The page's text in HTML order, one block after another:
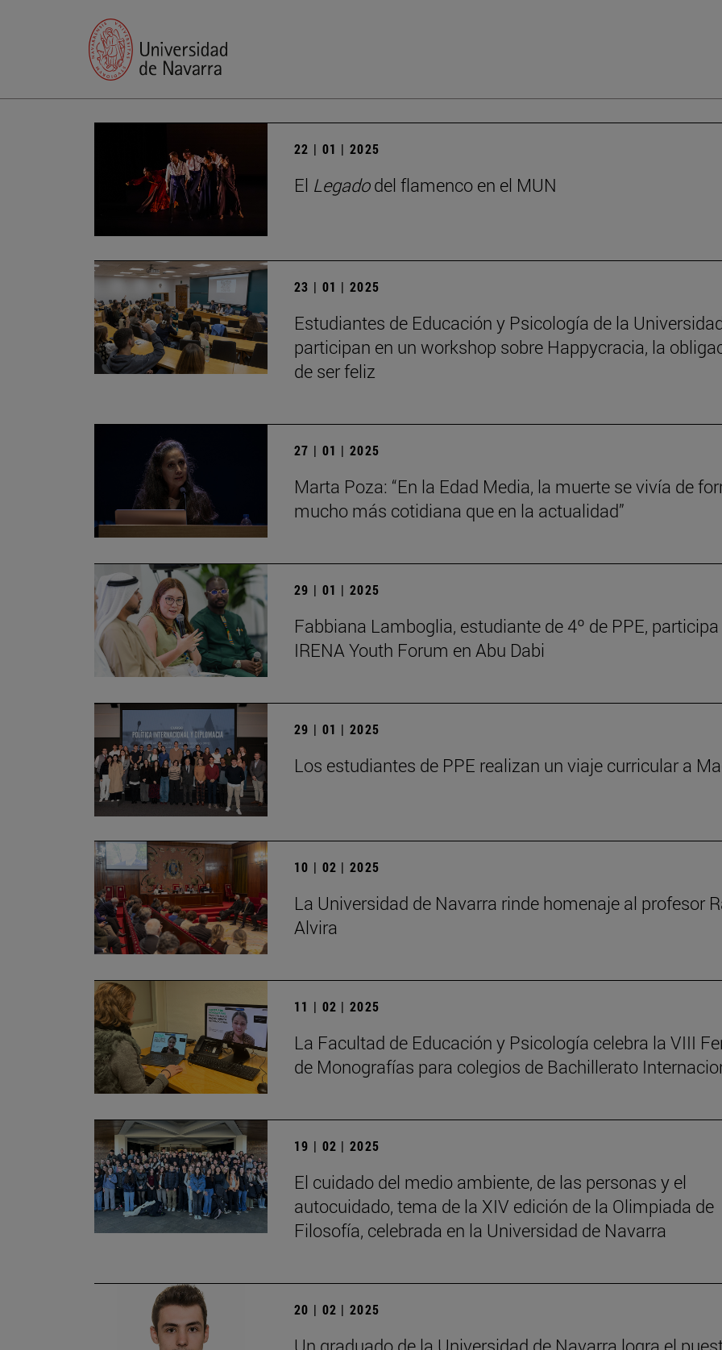
22 | 01 | 2025
El Legadodel flamenco en el MUN
23 | 01 | 2025
Estudiantes de Educación y Psicología de la
participan en un workshop sobre Happycracia, la
de ser feliz
27 | 01 | 2025
Marta Poza: “En la Edad Media, la muerte se vivía de
mucho más cotidiana que en la actualidad”
29 | 01 | 2025
Fabbiana Lamboglia, estudiante de 4º de PPE, participa
IRENA Youth Forum en Abu Dabi
29 | 01 | 2025
Los estudiantes de PPE realizan un viaje curricular a
10 | 02 | 2025
La Universidad de Navarra rinde homenaje al profesor
Alvira
11 | 02 | 2025
La Facultad de Educación y Psicología celebra la VIII
de Monografías para colegios de Bachillerato
19 | 02 | 2025
El cuidado del medio ambiente, de las personas y el
autocuidado, tema de la XIV edición de la Olimpiada de
Filosofía, celebrada en la Universidad de Navarra
20 | 02 | 2025